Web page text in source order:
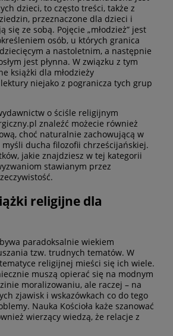
dzieci, to często treści, także z
przeznaczone dla dzieci i
się ze sobą. Pojęcie „młodzież” jest
osób, u których granica
a nastoletnim, a następnie
jest płynna. W związku z tym
książki dla młodzieży
niejako z pogranicza tych grup
o ściśle religijnym
znaleźć możecie również
choć naturalnie zachowującą w
ducha filozofii chrześcijańskiej.
jakie znajdziesz w tej kategorii
stawianym przez
religijne dla
paradoksalnie wiekiem
tzw. trudnych tematów. W
religijnej mieści się ich wiele.
muszą opierać się na modnym
moralizowaniu, ale raczej – na
zjawisk i wskazówkach co do tego
Nauka Kościoła każe szanować
wierzący wiedzą, że relacje z